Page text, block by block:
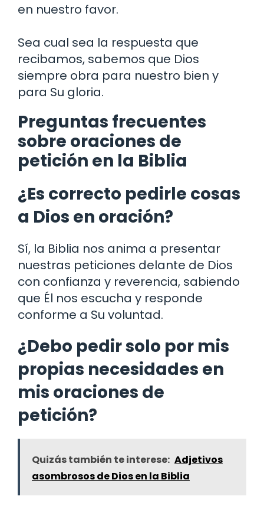
en nuestro favor.
Sea cual sea la respuesta que
recibamos, sabemos que Dios
siempre obra para nuestro bien y
para Su gloria.
Preguntas frecuentes
sobre oraciones de
petición en la Biblia
¿Es correcto pedirle cosas
a Dios en oración?
Sí, la Biblia nos anima a presentar
nuestras peticiones delante de Dios
con confianza y reverencia, sabiendo
que Él nos escucha y responde
conforme a Su voluntad.
¿Debo pedir solo por mis
propias necesidades en
mis oraciones de
petición?
Quizás también te interese: Adjetivos
asombrosos de Dios en la Biblia